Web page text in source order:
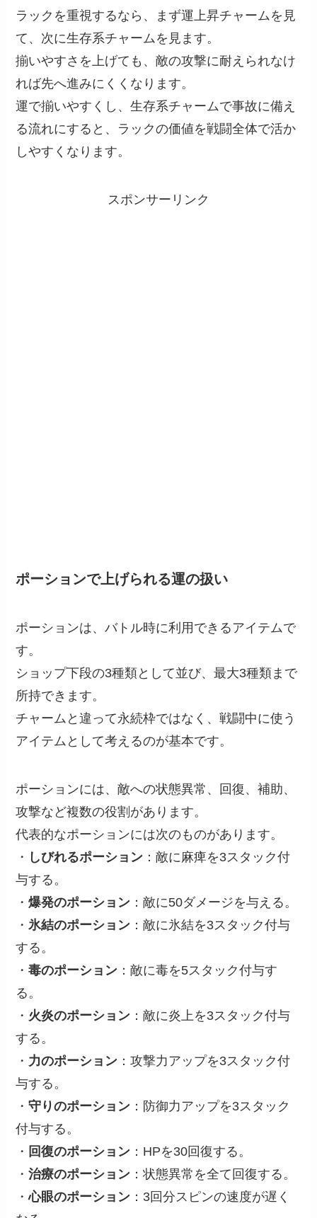
ラックを重視するなら、まず運上昇チャームを見
て、次に生存系チャームを見ます。
揃いやすさを上げても、敵の攻撃に耐えられなけ
れば先へ進みにくくなります。
運で揃いやすくし、生存系チャームで事故に備え
る流れにすると、ラックの価値を戦闘全体で活か
しやすくなります。
スポンサーリンク
ポーションで上げられる運の扱い
ポーションは、バトル時に利用できるアイテムで
す。
ショップ下段の3種類として並び、最大3種類まで
所持できます。
チャームと違って永続枠ではなく、戦闘中に使う
アイテムとして考えるのが基本です。
ポーションには、敵への状態異常、回復、補助、
攻撃など複数の役割があります。
代表的なポーションには次のものがあります。
・ しびれるポーション ：敵に麻痺を3スタック付
与する。
・爆発のポーション ：敵に50ダメージを与える。
・ 氷結のポーション ：敵に氷結を3スタック付与
する。
・毒のポーション ：敵に毒を5スタック付与す
る。
・ 火炎のポーション ：敵に炎上を3スタック付与
する。
・ 力のポーション ：攻撃力アップを3スタック付
与する。
・守りのポーション ：防御力アップを3スタック
付与する。
・ 回復のポーション ：HPを30回復する。
・治療のポーション ：状態異常を全て回復する。
・心眼のポーション ：3回分スピンの速度が遅く